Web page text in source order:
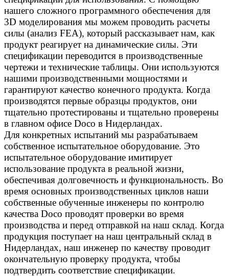
нашего сложного программного обеспечения для
3D моделирования мы можем проводить расчеты
силы (анализ FEA), который рассказывает нам, как
продукт реагирует на динамические силы. Эти
спецификации переводится в производственные
чертежи и технические таблицы. Они используются
нашими производственными мощностями и
гарантируют качество конечного продукта. Когда
производятся первые образцы продуктов, они
тщательно протестированы и тщательно проверены
в главном офисе Doco в Нидерландах.
Для конкретных испытаний мы разрабатываем
собственное испытательное оборудование. Это
испытательное оборудование имитирует
использование продукта в реальной жизни,
обеспечивая долговечность и функциональность. Во
время основных производственных циклов наши
собственные обученные инженеры по контролю
качества Doco проводят проверки во время
производства и перед отправкой на наш склад. Когда
продукция поступает на наш центральный склад в
Нидерландах, наш инженер по качеству проводит
окончательную проверку продукта, чтобы
подтвердить соответствие спецификации.